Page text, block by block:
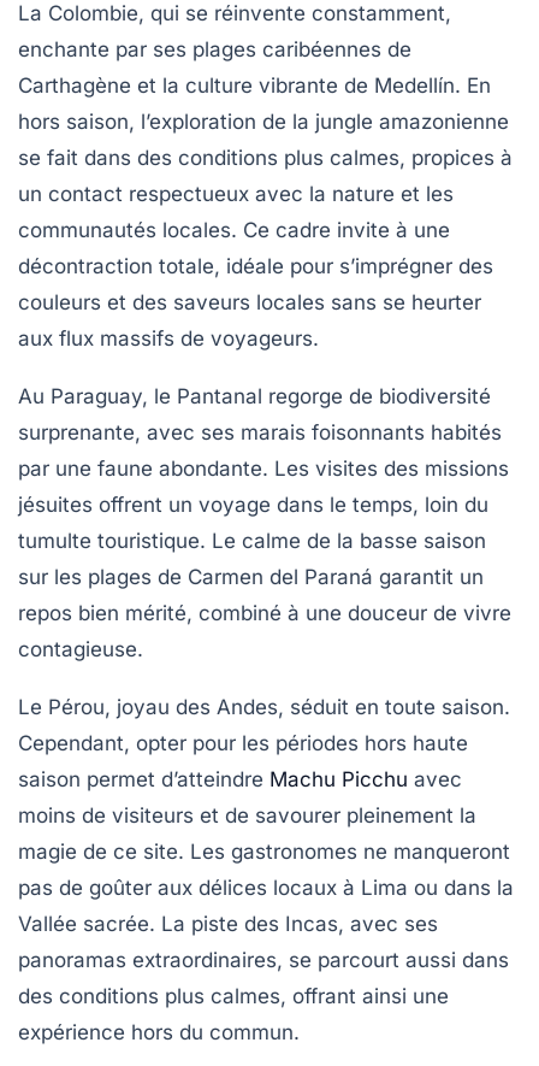
La Colombie, qui se réinvente constamment,
enchante par ses plages caribéennes de
Carthagène et la culture vibrante de Medellín. En
hors saison, l’exploration de la jungle amazonienne
se fait dans des conditions plus calmes, propices à
un contact respectueux avec la nature et les
communautés locales. Ce cadre invite à une
décontraction totale, idéale pour s’imprégner des
couleurs et des saveurs locales sans se heurter
aux flux massifs de voyageurs.
Au Paraguay, le Pantanal regorge de biodiversité
surprenante, avec ses marais foisonnants habités
par une faune abondante. Les visites des missions
jésuites offrent un voyage dans le temps, loin du
tumulte touristique. Le calme de la basse saison
sur les plages de Carmen del Paraná garantit un
repos bien mérité, combiné à une douceur de vivre
contagieuse.
Le Pérou, joyau des Andes, séduit en toute saison.
Cependant, opter pour les périodes hors haute
saison permet d’atteindre Machu Picchu avec
moins de visiteurs et de savourer pleinement la
magie de ce site. Les gastronomes ne manqueront
pas de goûter aux délices locaux à Lima ou dans la
Vallée sacrée. La piste des Incas, avec ses
panoramas extraordinaires, se parcourt aussi dans
des conditions plus calmes, offrant ainsi une
expérience hors du commun.